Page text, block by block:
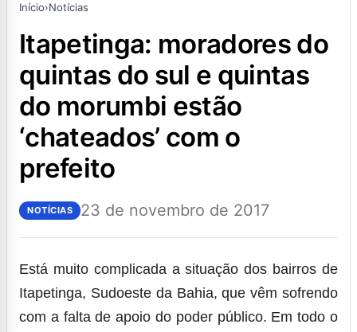
Início›Notícias
itapetinga: moradores do
quintas do sul e quintas
do morumbi estão
‘chateados’ com o
prefeito
NOTÍCIAS 23 de novembro de 2017
Está muito complicada a situação dos bairros de
Itapetinga, Sudoeste da Bahia, que vêm sofrendo
com a falta de apoio do poder público. Em todo o